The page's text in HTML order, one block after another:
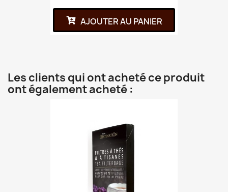
AJOUTER AU PANIER
Les clients qui ont acheté ce produit
ont également acheté :